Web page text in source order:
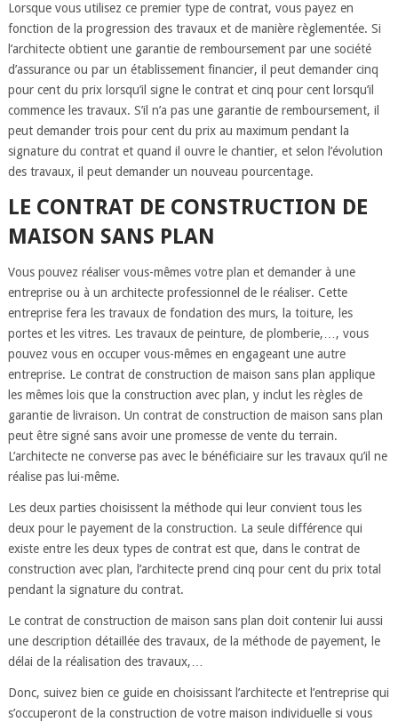
Lorsque vous utilisez ce premier type de contrat, vous payez en
fonction de la progression des travaux et de manière règlementée. Si
l’architecte obtient une garantie de remboursement par une société
d’assurance ou par un établissement financier, il peut demander cinq
pour cent du prix lorsqu’il signe le contrat et cinq pour cent lorsqu’il
commence les travaux. S’il n’a pas une garantie de remboursement, il
peut demander trois pour cent du prix au maximum pendant la
signature du contrat et quand il ouvre le chantier, et selon l’évolution
des travaux, il peut demander un nouveau pourcentage.
LE CONTRAT DE CONSTRUCTION DE
MAISON SANS PLAN
Vous pouvez réaliser vous-mêmes votre plan et demander à une
entreprise ou à un architecte professionnel de le réaliser. Cette
entreprise fera les travaux de fondation des murs, la toiture, les
portes et les vitres. Les travaux de peinture, de plomberie,…, vous
pouvez vous en occuper vous-mêmes en engageant une autre
entreprise. Le contrat de construction de maison sans plan applique
les mêmes lois que la construction avec plan, y inclut les règles de
garantie de livraison. Un contrat de construction de maison sans plan
peut être signé sans avoir une promesse de vente du terrain.
L’architecte ne converse pas avec le bénéficiaire sur les travaux qu’il ne
réalise pas lui-même.
Les deux parties choisissent la méthode qui leur convient tous les
deux pour le payement de la construction. La seule différence qui
existe entre les deux types de contrat est que, dans le contrat de
construction avec plan, l’architecte prend cinq pour cent du prix total
pendant la signature du contrat.
Le contrat de construction de maison sans plan doit contenir lui aussi
une description détaillée des travaux, de la méthode de payement, le
délai de la réalisation des travaux,…
Donc, suivez bien ce guide en choisissant l’architecte et l’entreprise qui
s’occuperont de la construction de votre maison individuelle si vous